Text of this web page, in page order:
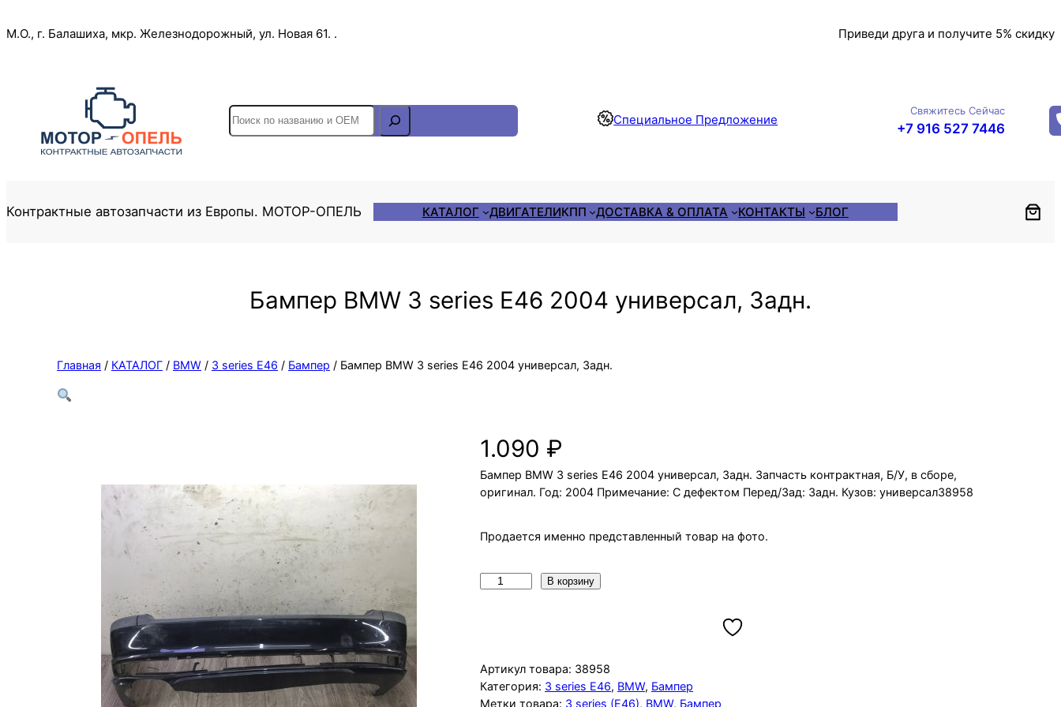
к
М.О., г. Балашиха, мкр. Железнодорожный, ул. Новая 61. . Приведи друга и получите 5% скидку
S
e
h
Специальное Предложение
Свяжитесь Сейчас
+7 916 527 7446
Контрактные автозапчасти из Европы. МОТОР-ОПЕЛЬ КАТАЛОГ ДВИГАТЕЛИКПП ДОСТАВКА & ОПЛАТА КОНТАКТЫ БЛОГ
Бампер BMW 3 series E46 2004 универсал, Задн.
Главная / КАТАЛОГ / BMW / 3 series E46 / Бампер / Бампер BMW 3 series E46 2004 универсал, Задн.
1.090 ₽
Бампер BMW 3 series E46 2004 универсал, Задн. Запчасть контрактная, Б/У, в сборе,
оригинал. Год: 2004 Примечание: С дефектом Перед/Зад: Задн. Кузов: универсал38958
Продается именно представленный товар на фото.
ч
е
В корзину
Артикул товара: 38958
Категория: 3 series E46, BMW, Бампер
Метки товара: 3 series (E46), BMW, Бампер